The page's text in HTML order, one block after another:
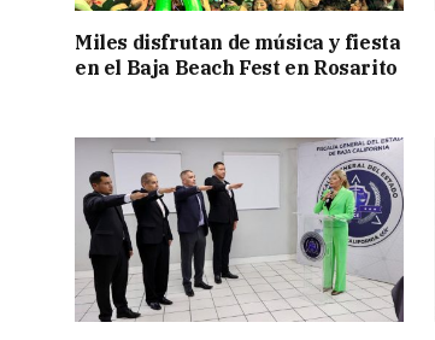
Miles disfrutan de música y fiesta
en el Baja Beach Fest en Rosarito